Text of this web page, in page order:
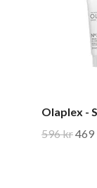
Olaplex -
596 kr469